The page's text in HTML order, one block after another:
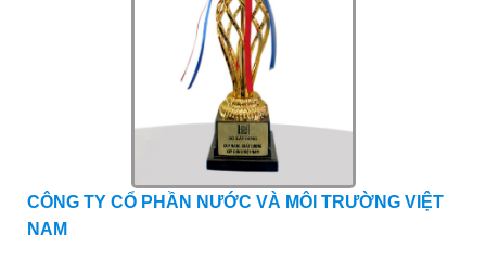
CÔNG TY CỔ PHẦN NƯỚC VÀ MÔI TRƯỜNG VIỆT
NAM